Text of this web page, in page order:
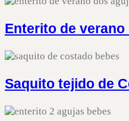
Enterito de verano
Saquito tejido de